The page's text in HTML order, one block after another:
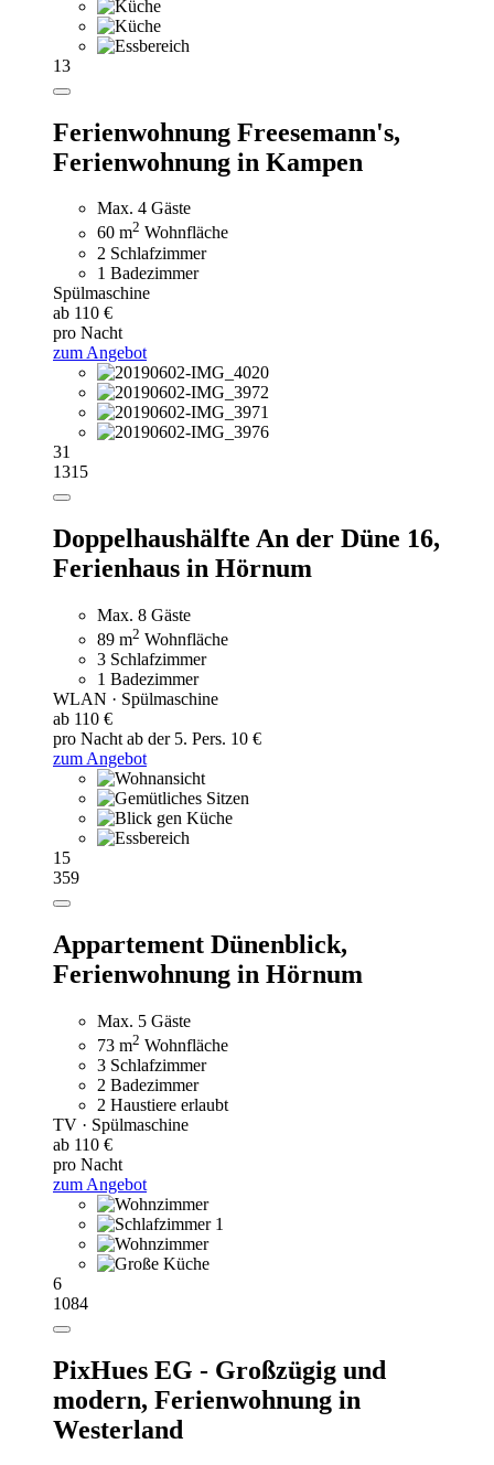
13
Ferienwohnung Freesemann's,
Ferienwohnung in Kampen
Max. 4 Gäste
60 m2 Wohnfläche
2 Schlafzimmer
1 Badezimmer
Spülmaschine
ab 110 €
pro Nacht
zum Angebot
31
1315
Doppelhaushälfte An der Düne 16,
Ferienhaus in Hörnum
Max. 8 Gäste
89 m2 Wohnfläche
3 Schlafzimmer
1 Badezimmer
WLAN · Spülmaschine
ab 110 €
pro Nacht ab der 5. Pers. 10 €
zum Angebot
15
359
Appartement Dünenblick,
Ferienwohnung in Hörnum
Max. 5 Gäste
73 m2 Wohnfläche
3 Schlafzimmer
2 Badezimmer
2 Haustiere erlaubt
TV · Spülmaschine
ab 110 €
pro Nacht
zum Angebot
6
1084
PixHues EG - Großzügig und
modern, Ferienwohnung in
Westerland